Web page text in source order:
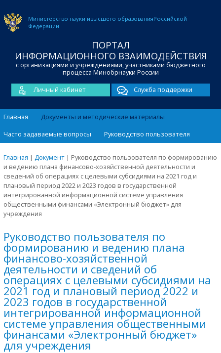
Министерство науки ивысшего образованияРоссийской
Федерации
ПОРТАЛ
ИНФОРМАЦИОННОГО ВЗАИМОДЕЙСТВИЯ
с организациями и учреждениями, участниками бюджетного
процесса Минобрнауки России
Личный кабинет
Служба поддержки
Главная
Документы и методические материалы
Часто задаваемые вопросы
Руководство пользователя
Главная | Документ | Руководство пользователя по формированию
и ведению плана финансово-хозяйственной деятельности и
сведений об операциях с целевыми субсидиями на 2021 год и
плановый период 2022 и 2023 годов в государственной
интегрированной информационной системе управления
общественными финансами «Электронный бюджет» для
учреждения
Руководство пользователя по
формированию и ведению плана
финансово-хозяйственной
деятельности и сведений об
операциях с целевыми субсидиями на
2021 год и плановый период 2022 и
2023 годов в государственной
интегрированной информационной
системе управления общественными
финансами «Электронный бюджет»
для учреждения